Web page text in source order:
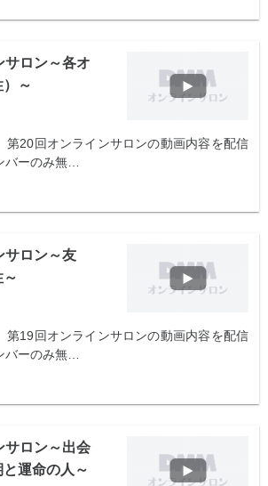
サロン～各オ
～
第20回オンラインサロンの動画内容を配信
バーのみ無…
サロン～友
第19回オンラインサロンの動画内容を配信
バーのみ無…
サロン～出会
運命の人～